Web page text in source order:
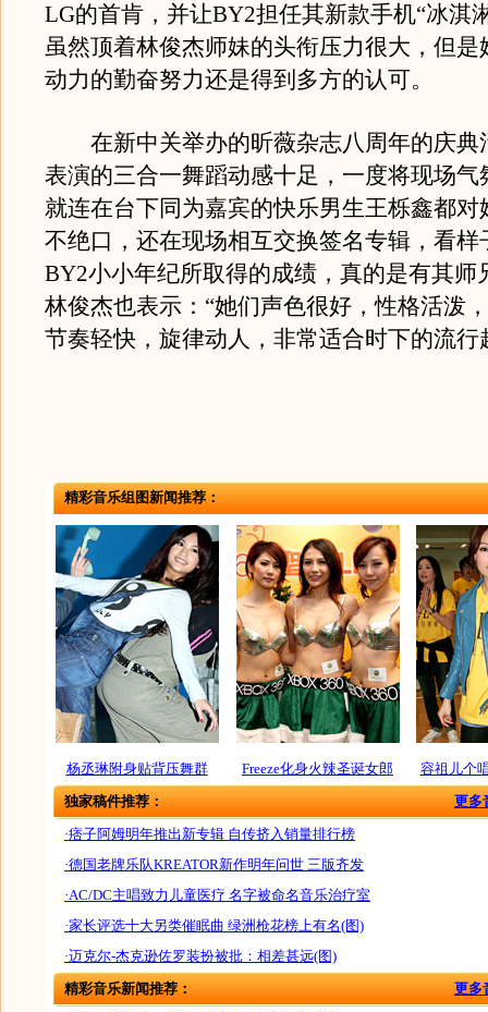
LG的首肯，并让BY2担任其新款手机“冰淇
虽然顶着林俊杰师妹的头衔压力很大，但是
动力的勤奋努力还是得到多方的认可。
在新中关举办的昕薇杂志八周年的庆典
表演的三合一舞蹈动感十足，一度将现场气
就连在台下同为嘉宾的快乐男生王栎鑫都对
不绝口，还在现场相互交换签名专辑，看样
BY2小小年纪所取得的成绩，真的是有其师
林俊杰也表示：“她们声色很好，性格活泼
节奏轻快，旋律动人，非常适合时下的流行
精彩音乐组图新闻推荐：
杨丞琳附身贴背压舞群 Freeze化身火辣圣诞女郎
容祖儿个
独家稿件推荐：
更多
·痞子阿姆明年推出新专辑 自传挤入销量排行榜
·德国老牌乐队KREATOR新作明年问世 三版齐发
·AC/DC主唱致力儿童医疗 名字被命名音乐治疗室
·家长评选十大另类催眠曲 绿洲枪花榜上有名(图)
·迈克尔-杰克逊佐罗装扮被批：相差甚远(图)
精彩音乐新闻推荐：
更多